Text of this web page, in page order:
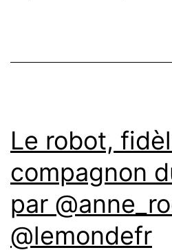
Le robot,
compagnon
par
@lemondefr